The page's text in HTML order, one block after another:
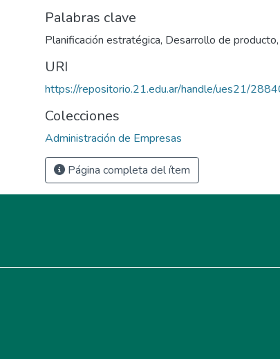
Palabras clave
Planificación estratégica, Desarrollo de producto,
URI
https://repositorio.21.edu.ar/handle/ues21/
Colecciones
Administración de Empresas
Página completa del ítem